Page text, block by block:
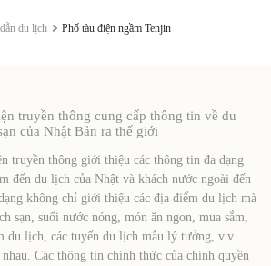
du lịch Phố tàu điện ngầm Tenjin
truyền thông cung cấp thông tin về du
của Nhật Bản ra thế giới
truyền thông giới thiệu các thông tin đa dạng
đến du lịch của Nhật và khách nước ngoài đến
không chỉ giới thiệu các địa điểm du lịch mà
sạn, suối nước nóng, món ăn ngon, mua sắm,
du lịch, các tuyến du lịch mẫu lý tưởng, v.v.
Các thông tin chính thức của chính quyền